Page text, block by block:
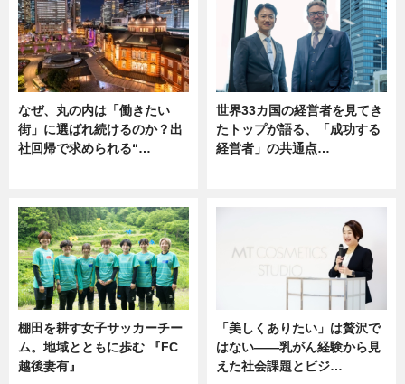
なぜ、丸の内は「働きたい
街」に選ばれ続けるのか？出
社回帰で求められる“…
世界33カ国の経営者を見てき
たトップが語る、「成功する
経営者」の共通点…
棚田を耕す女子サッカーチー
ム。地域とともに歩む 『FC
越後妻有』
「美しくありたい」は贅沢で
はない――乳がん経験から見
えた社会課題とビジ…